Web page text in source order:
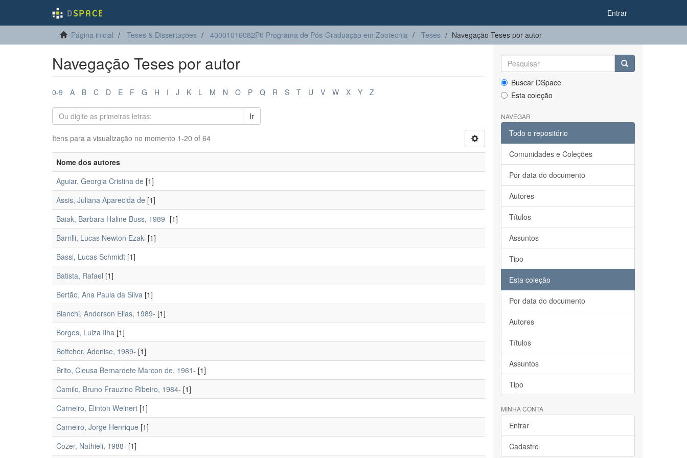
Entrar
Página inicial Teses & Dissertações 40001016082P0 Programa de Pós-Graduação em Zootecnia Teses Navegação Teses por autor
Navegação Teses por autor
0-9 A B C D E F G H I J K L M N O P Q R S T U V W X Y Z
Ir
Itens para a visualização no momento 1-20 of 64
Nome dos autores
Aguiar, Georgia Cristina de [1]
Assis, Juliana Aparecida de [1]
Baiak, Barbara Haline Buss, 1989- [1]
Barrilli, Lucas Newton Ezaki [1]
Bassi, Lucas Schmidt [1]
Batista, Rafael [1]
Bertão, Ana Paula da Silva [1]
Bianchi, Anderson Elias, 1989- [1]
Borges, Luiza Ilha [1]
Bottcher, Adenise, 1989- [1]
Brito, Cleusa Bernardete Marcon de, 1961- [1]
Camilo, Bruno Frauzino Ribeiro, 1984- [1]
Carneiro, Elinton Weinert [1]
Carneiro, Jorge Henrique [1]
Cozer, Nathieli, 1988- [1]
Buscar DSpace
Esta coleção
NAVEGAR
Todo o repositório
Comunidades e Coleções
Por data do documento
Autores
Títulos
Assuntos
Tipo
Esta coleção
Por data do documento
Autores
Títulos
Assuntos
Tipo
MINHA CONTA
Entrar
Cadastro